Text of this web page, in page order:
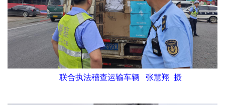
联合执法稽查运输车辆 张慧翔 摄